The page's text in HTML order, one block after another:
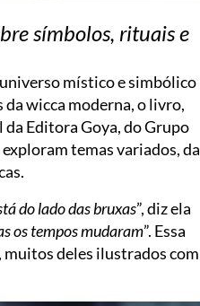
símbolos, rituais e
místico e simbólico
wicca moderna, o livro,
Editora Goya, do Grupo
temas variados, da
do lado das bruxas”, diz ela
os tempos mudaram”. Essa
muitos deles ilustrados com